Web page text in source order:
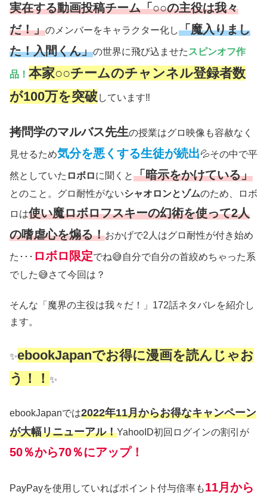
実在する動画投稿チーム「○○の主役は我々
だ！」のメンバーをキャラクター化し「魔入りまし
た！入間くん」の世界に飛び込ませた スピンオフ作
品！ 本家○○チームのチャンネル登録者数
が100万を突破しています‼
拷問学のマルバス先生の授業はグロ映像も容赦なく
見せるため気分を悪くする生徒が続出💦その中で平
然としていた ロボロに聞くと「暗示をかけている」
とのこと。グロ耐性がないシャオロンとゾムのため、ロボ
ロは使い魔ロボロフスキーの幻術を使って2人
の嗜虐心を煽る！おかげで2人はグロ耐性が付き始め
た･･･ ロボロ限定でね😅自分で自分の首絞めちゃった系
でした😅さて今回は？
そんな「魔界の主役は我々だ！」172話ネタバレを紹介し
ます。
✨ebookJapanでお得に漫画を読んじゃお
う！！ ✨
ebookJapanでは2022年11月からお得なキャンペーン
が大幅リニューアル！YahooID初回ログインの割引が
50％から70％にアップ！
PayPayを使用していればポイント付与倍率も11月から